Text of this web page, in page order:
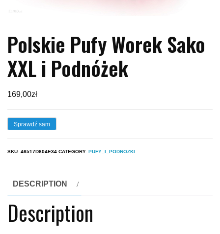
Polskie Pufy Worek Sako
XXL i Podnóżek
169,00zł
Sprawdź sam
SKU: 46517D604E34 CATEGORY: PUFY_I_PODNOZKI
DESCRIPTION
Description